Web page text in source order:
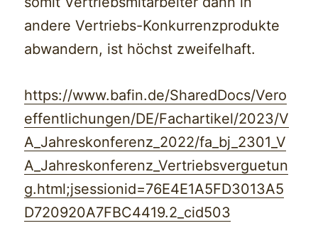
andere Vertriebs-Konkurrenzprodukte
abwandern, ist höchst zweifelhaft.
https://www.bafin.de/SharedDocs/Vero
effentlichungen/DE/Fachartikel/2023/V
A_Jahreskonferenz_2022/fa_bj_2301_V
A_Jahreskonferenz_Vertriebsverguetun
g.html;jsessionid=76E4E1A5FD3013A5
D720920A7FBC4419.2_cid503